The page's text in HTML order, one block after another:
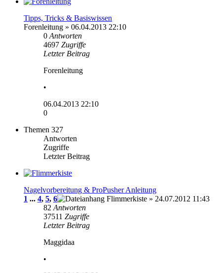
Tipps, Tricks & Basiswissen
Forenleitung » 06.04.2013 22:10
0 Antworten
4697 Zugriffe
Letzter Beitrag
Forenleitung
•
06.04.2013 22:10
0
Themen 327
Antworten
Zugriffe
Letzter Beitrag
Nagelvorbereitung & ProPusher Anleitung
1 ... 4, 5, 6 Flimmerkiste » 24.07.2012 11:43
82 Antworten
37511 Zugriffe
Letzter Beitrag
Maggidaa
•